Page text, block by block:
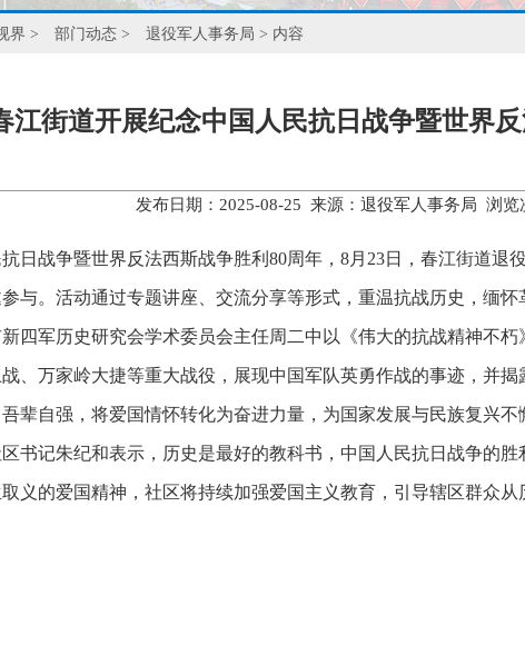
界 > 部门动态 > 退役军人事务局 > 内容
江街道开展纪念中国人民抗日战争暨世界
发布日期：2025-08-25 来源：退役军人事务局 浏览
日战争暨世界反法西斯战争胜利80周年，8月23日，春江街道
与。活动通过专题讲座、交流分享等形式，重温抗战历史，缅怀
四军历史研究会学术委员会主任周二中以《伟大的抗战精神不
、万家岭大捷等重大战役，展现中国军队英勇作战的事迹，并
辈自强，将爱国情怀转化为奋进力量，为国家发展与民族复兴
书记朱纪和表示，历史是最好的教科书，中国人民抗日战争的
义的爱国精神，社区将持续加强爱国主义教育，引导辖区群众